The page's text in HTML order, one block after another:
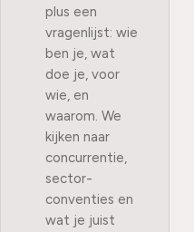
plus een
vragenlijst: wie
ben je, wat
doe je, voor
wie, en
waarom. We
kijken naar
concurrentie,
sector-
conventies en
wat je juist